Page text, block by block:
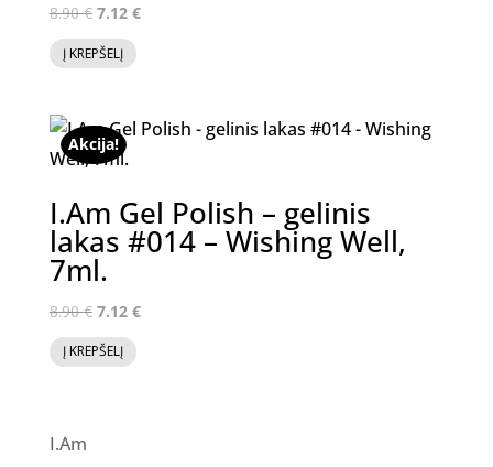
8.90€ Original
price
was:
7.12 €Current
Į KREPŠELĮ
Akcija!
I.Am Gel Polish – gelinis
lakas #014 – Wishing Well,
7ml.
8.90€ Original
price
was:
7.12 €Current
Į KREPŠELĮ
I.Am